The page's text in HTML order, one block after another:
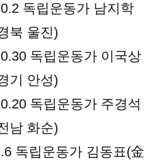
독립운동가 남지학
북 울진)
독립운동가 이국상
기 안성)
독립운동가 주경석
남 화순)
독립운동가 김동표(金